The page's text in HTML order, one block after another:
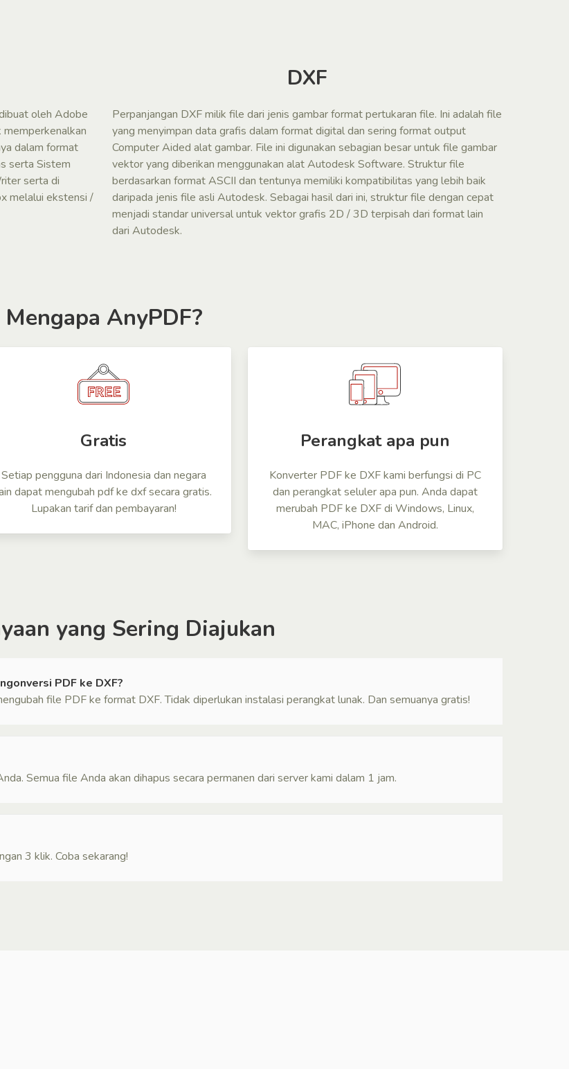
oleh Adobe
dalam format
serta Sistem
serta di
melalui ekstensi /
DXF
Perpanjangan DXF milik file dari jenis gambar format pertukaran file. Ini adalah file
yang menyimpan data grafis dalam format digital dan sering format output
Computer Aided alat gambar. File ini digunakan sebagian besar untuk file gambar
vektor yang diberikan menggunakan alat Autodesk Software. Struktur file
berdasarkan format ASCII dan tentunya memiliki kompatibilitas yang lebih baik
daripada jenis file asli Autodesk. Sebagai hasil dari ini, struktur file dengan cepat
menjadi standar universal untuk vektor grafis 2D / 3D terpisah dari format lain
dari Autodesk.
Mengapa AnyPDF?
Gratis
Setiap pengguna dari Indonesia dan negara
dapat mengubah pdf ke dxf secara gratis.
Lupakan tarif dan pembayaran!
Perangkat apa pun
Konverter PDF ke DXF kami berfungsi di PC
dan perangkat seluler apa pun. Anda dapat
merubah PDF ke DXF di Windows, Linux,
MAC, iPhone dan Android.
yang Sering Diajukan
PDF ke DXF?
file PDF ke format DXF. Tidak diperlukan instalasi perangkat lunak. Dan semuanya gratis!
Semua file Anda akan dihapus secara permanen dari server kami dalam 1 jam.
3 klik. Coba sekarang!